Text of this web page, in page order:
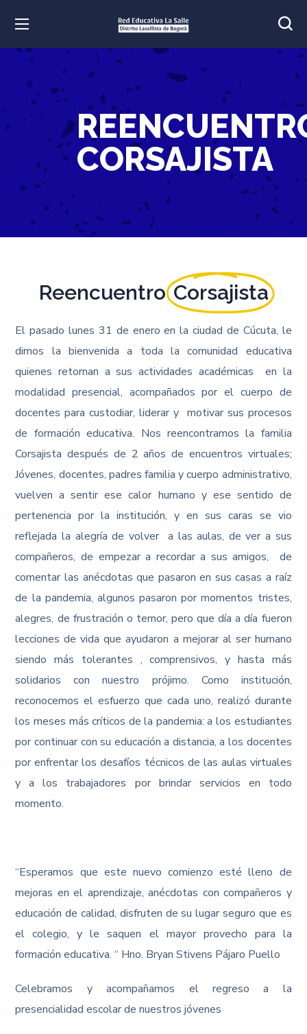
CORSAJISTA
Reencuentro Corsajista
El pasado lunes 31 de enero en la ciudad de Cúcuta, le
dimos la bienvenida a toda la comunidad educativa
quienes retornan a sus actividades académicas en la
modalidad presencial, acompañados por el cuerpo de
docentes para custodiar, liderar y motivar sus procesos
de formación educativa. Nos reencontramos la familia
Corsajista después de 2 años de encuentros virtuales;
Jóvenes, docentes, padres familia y cuerpo administrativo,
vuelven a sentir ese calor humano y ese sentido de
pertenencia por la institución, y en sus caras se vio
reflejada la alegría de volver a las aulas, de ver a sus
compañeros, de empezar a recordar a sus amigos, de
comentar las anécdotas que pasaron en sus casas a raíz
de la pandemia, algunos pasaron por momentos tristes,
alegres, de frustración o temor, pero que día a día fueron
lecciones de vida que ayudaron a mejorar al ser humano
siendo más tolerantes , comprensivos, y hasta más
solidarios con nuestro prójimo. Como institución,
reconocemos el esfuerzo que cada uno, realizó durante
los meses más críticos de la pandemia: a los estudiantes
por continuar con su educación a distancia, a los docentes
por enfrentar los desafíos técnicos de las aulas virtuales
y a los trabajadores por brindar servicios en todo
momento.
“Esperamos que este nuevo comienzo esté lleno de
mejoras en el aprendizaje, anécdotas con compañeros y
educación de calidad, disfruten de su lugar seguro que es
el colegio, y le saquen el mayor provecho para la
formación educativa. “ Hno. Bryan Stivens Pájaro Puello
Celebramos y acompañamos el regreso a la
presencialidad escolar de nuestros jóvenes